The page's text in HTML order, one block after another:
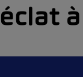
éclat